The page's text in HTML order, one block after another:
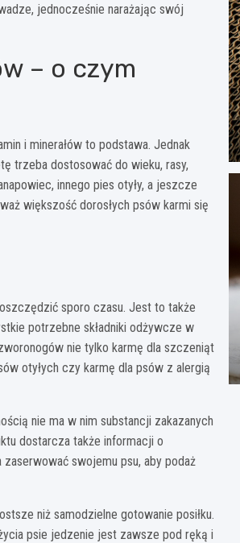
jednocześnie narażając swój
– o czym
i minerałów to podstawa. Jednak
trzeba dostosować do wieku, rasy,
innego pies otyły, a jeszcze
większość dorosłych psów karmi się
sporo czasu. Jest to także
potrzebne składniki odżywcze w
nie tylko karmę dla szczeniąt
otyłych czy karmę dla psów z alergią
nie ma w nim substancji zakazanych
dostarcza także informacji o
swojemu psu, aby podaż
niż samodzielne gotowanie posiłku.
psie jedzenie jest zawsze pod ręką i